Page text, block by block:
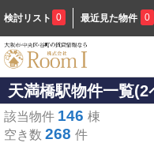
検討リスト 0 最近見た物件 0
天満橋駅物件一覧
該当物件 146 棟
空き数 268 件